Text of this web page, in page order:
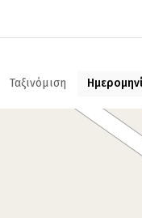
Ταξινόμιση